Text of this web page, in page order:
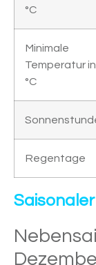
°C
Minimale
Temperatur in
°C
Regentage